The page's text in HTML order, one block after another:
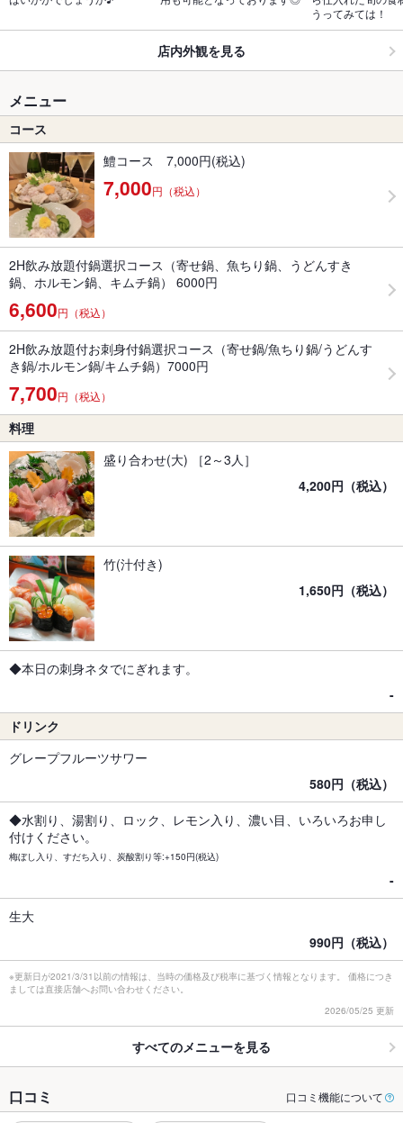
うってみては！
店内外観を見る
メニュー
コース
鱧コース 7,000円(税込)
7,000円（税込）
2H飲み放題付鍋選択コース（寄せ鍋、魚ちり鍋、うどんすき
鍋、ホルモン鍋、キムチ鍋） 6000円
6,600円（税込）
2H飲み放題付お刺身付鍋選択コース（寄せ鍋/魚ちり鍋/うどんす
き鍋/ホルモン鍋/キムチ鍋）7000円
7,700円（税込）
料理
盛り合わせ(大) ［2～3人］
4,200円（税込）
竹(汁付き)
1,650円（税込）
◆本日の刺身ネタでにぎれます。
-
ドリンク
グレープフルーツサワー
580円（税込）
◆水割り、湯割り、ロック、レモン入り、濃い目、いろいろお申し
付けください。
梅ぼし入り、すだち入り、炭酸割り等:+150円(税込)
-
生大
990円（税込）
※更新日が2021/3/31以前の情報は、当時の価格及び税率に基づく情報となります。 価格につき
ましては直接店舗へお問い合わせください。
2026/05/25 更新
すべてのメニューを見る
口コミ 口コミ機能について